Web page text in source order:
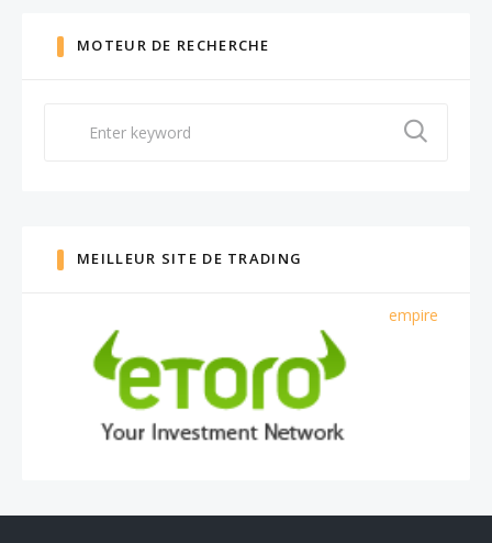
MOTEUR DE RECHERCHE
MEILLEUR SITE DE TRADING
empire